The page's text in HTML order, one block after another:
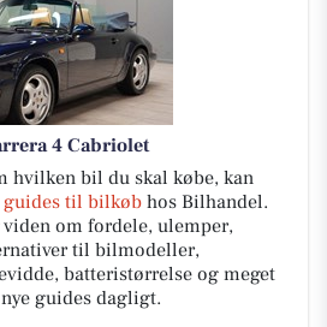
4 Cabriolet
hvilken bil du skal købe, kan
til bilkøb hos Bilhandel.
om fordele, ulemper,
til bilmodeller,
batteristørrelse og meget
guides dagligt.